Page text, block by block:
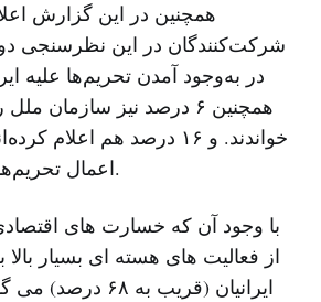
شرکت‌کنندگان در این نظرسنجی
در به‌وجود آمدن تحریم‌ها علیه
همچنین ۶ درصد نیز سازمان
خواندند. و ۱۶ درصد هم
اعمال تحریم‌ها علیه ایران کیست.
با وجود آن که خسارت های
از فعالیت های هسته ای بسیار
ایرانیان (قریب به